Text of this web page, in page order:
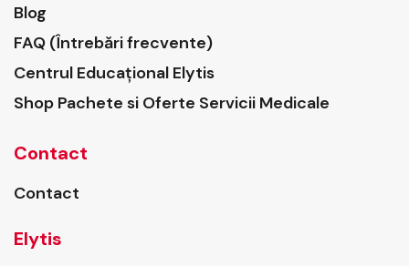
Blog
FAQ (Întrebări frecvente)
Centrul Educațional Elytis
Shop Pachete si Oferte Servicii Medicale
Contact
Contact
Elytis